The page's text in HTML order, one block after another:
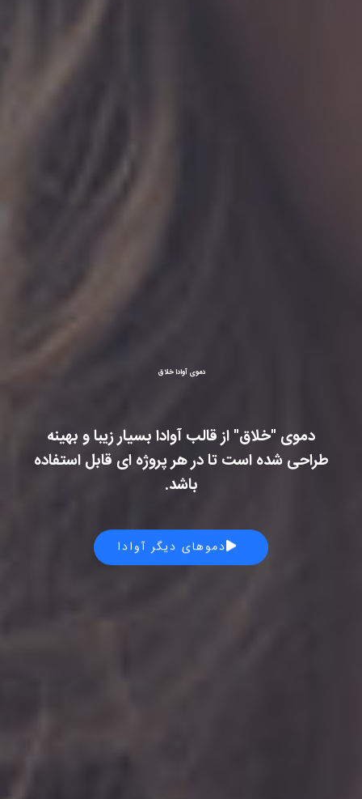
دموی آوادا خلاق
دموی "خلاق" از قالب آوادا بسیار زیبا و بهینه
طراحی شده است تا در هر پروژه ای قابل استفاده
باشد.
دموهای دیگر آوادا